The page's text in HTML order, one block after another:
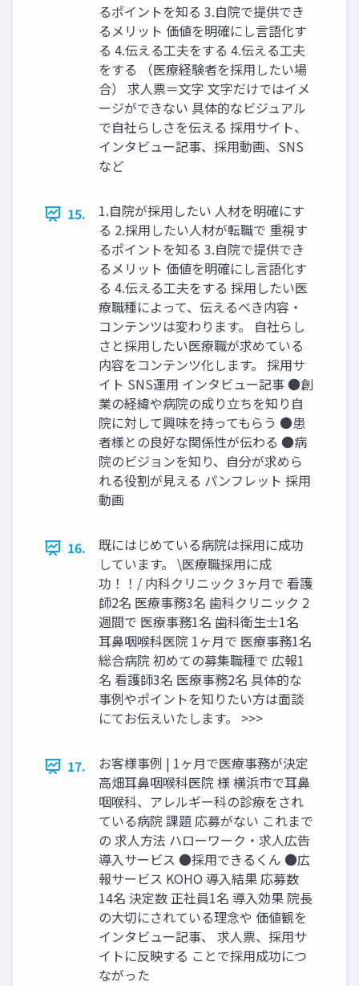
るポイントを知る 3.自院で提供でき
るメリット 価値を明確にし言語化す
る 4.伝える工夫をする 4.伝える工夫
をする （医療経験者を採用したい場
合） 求人票＝文字 文字だけではイメ
ージができない 具体的なビジュアル
で自社らしさを伝える 採用サイト、
インタビュー記事、採用動画、SNS
など
15.
1.自院が採用したい 人材を明確にす
る 2.採用したい人材が転職で 重視す
るポイントを知る 3.自院で提供でき
るメリット 価値を明確にし言語化す
る 4.伝える工夫をする 採用したい医
療職種によって、伝えるべき内容・
コンテンツは変わります。 自社らし
さと採用したい医療職が求めている
内容をコンテンツ化します。 採用サ
イト SNS運用 インタビュー記事 ●創
業の経緯や病院の成り立ちを知り自
院に対して興味を持ってもらう ●患
者様との良好な関係性が伝わる ●病
院のビジョンを知り、自分が求めら
れる役割が見える パンフレット 採用
動画
16.
既にはじめている病院は採用に成功
しています。 \医療職採用に成
功！！/ 内科クリニック 3ヶ月で 看護
師2名 医療事務3名 歯科クリニック 2
週間で 医療事務1名 歯科衛生士1名
耳鼻咽喉科医院 1ヶ月で 医療事務1名
総合病院 初めての募集職種で 広報1
名 看護師3名 医療事務2名 具体的な
事例やポイントを知りたい方は面談
にてお伝えいたします。 >>>
17.
お客様事例 | 1ヶ月で医療事務が決定
高畑耳鼻咽喉科医院 様 横浜市で耳鼻
咽喉科、アレルギー科の診療をされ
ている病院 課題 応募がない これまで
の 求人方法 ハローワーク・求人広告
導入サービス ●採用できるくん ●広
報サービス KOHO 導入結果 応募数
14名 決定数 正社員1名 導入効果 院長
の大切にされている理念や 価値観を
インタビュー記事、 求人票、採用サ
イトに反映する ことで採用成功につ
ながった